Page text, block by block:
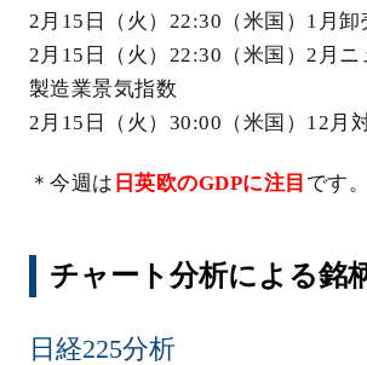
2月15日（火）22:30（米国）1月卸
2月15日（火）22:30（米国）2月
製造業景気指数
2月15日（火）30:00（米国）12月
＊今週は 日英欧のGDPに注目 です。
チャート分析による銘
日経225分析